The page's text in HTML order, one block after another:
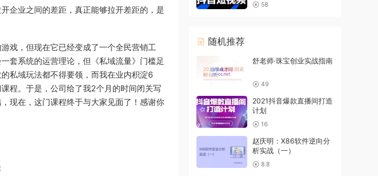
企业之间的差距，真正能够拉开差距的，是
戏，但现在它已经变成了一个全民营销工
套系统的运营理论，但《私域流量》门槛足
私域玩法都不得要领，而我在业内积淀6
程。于是，公司给了我2个月的时间闭关写
现在，这门课程终于与大家见面了！感谢你
58
随机推荐
舒老师·珠宝创业实战指南
49
2021抖音爆款直播间打造
计划
16
赵庆明：X86软件逆向分
析实战（一）
8.8